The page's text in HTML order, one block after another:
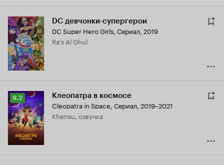
DC девчонки-супергерои
DC Super Hero Girls, Сериал, 2019
Ra's Al Ghul
Рейтинг
Кинопоиска
8.2
8.2 Клеопатра в космосе
Cleopatra in Space, Сериал, 2019–2021
Khensu, озвучка